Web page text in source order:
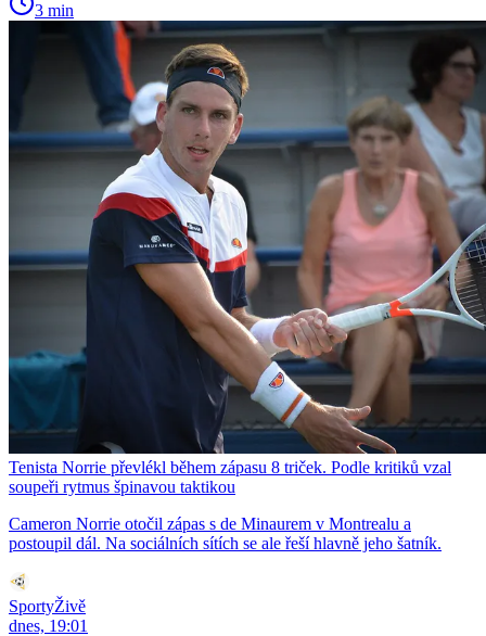
3 min
Tenista Norrie převlékl během zápasu 8 triček. Podle kritiků vzal
soupeři rytmus špinavou taktikou
Cameron Norrie otočil zápas s de Minaurem v Montrealu a
postoupil dál. Na sociálních sítích se ale řeší hlavně jeho šatník.
SportyŽivě
dnes, 19:01